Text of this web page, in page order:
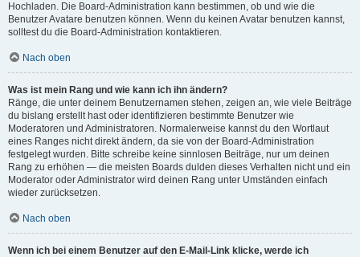
Hochladen. Die Board-Administration kann bestimmen, ob und wie die
Benutzer Avatare benutzen können. Wenn du keinen Avatar benutzen kannst,
solltest du die Board-Administration kontaktieren.
Nach oben
Was ist mein Rang und wie kann ich ihn ändern?
Ränge, die unter deinem Benutzernamen stehen, zeigen an, wie viele Beiträge
du bislang erstellt hast oder identifizieren bestimmte Benutzer wie
Moderatoren und Administratoren. Normalerweise kannst du den Wortlaut
eines Ranges nicht direkt ändern, da sie von der Board-Administration
festgelegt wurden. Bitte schreibe keine sinnlosen Beiträge, nur um deinen
Rang zu erhöhen — die meisten Boards dulden dieses Verhalten nicht und ein
Moderator oder Administrator wird deinen Rang unter Umständen einfach
wieder zurücksetzen.
Nach oben
Wenn ich bei einem Benutzer auf den E-Mail-Link klicke, werde ich